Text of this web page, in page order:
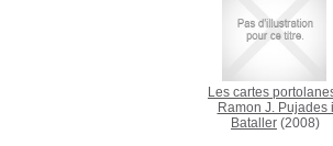
Les cartes
Ramon J. Pujades i
Bataller (2008)